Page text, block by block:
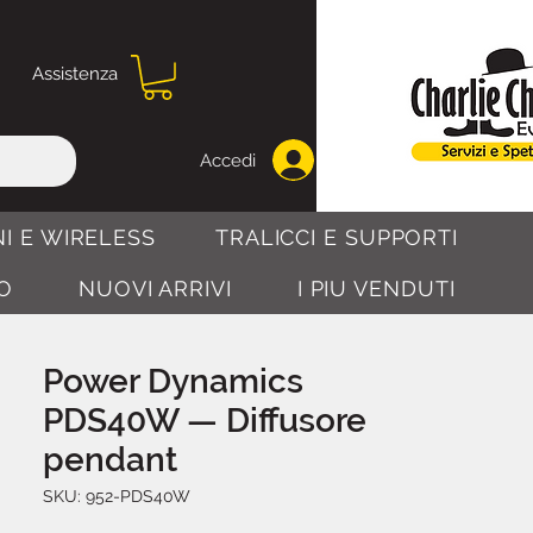
Assistenza
Accedi
E WIRELESS TRALICCI E SUPPORTI
NUOVI ARRIVI I PIU VENDUTI
Power Dynamics
PDS40W — Diffusore
pendant
SKU: 952-PDS40W